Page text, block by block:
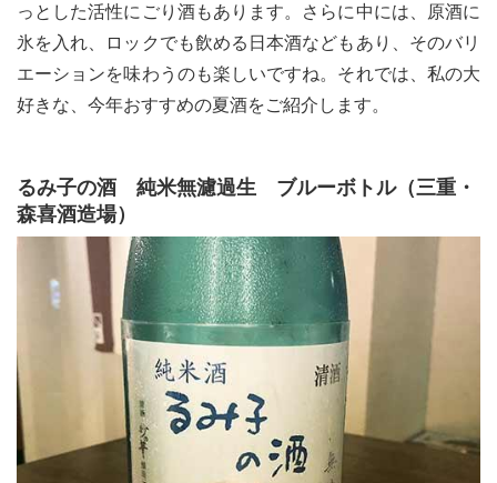
っとした活性にごり酒もあります。さらに中には、原酒に
氷を入れ、ロックでも飲める日本酒などもあり、そのバリ
エーションを味わうのも楽しいですね。それでは、私の大
好きな、今年おすすめの夏酒をご紹介します。
るみ子の酒 純米無濾過生 ブルーボトル（三重・
森喜酒造場）